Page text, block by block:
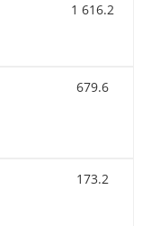
1 616.2
679.6
173.2